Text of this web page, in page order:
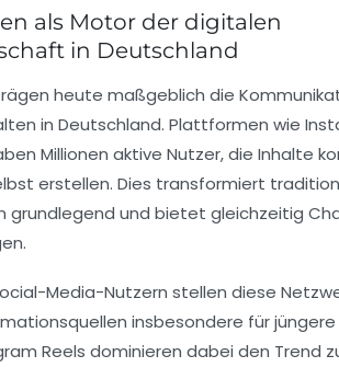
als Motor der digitalen
in Deutschland
heute maßgeblich die
in Deutschland. Plattformen wie
Millionen aktive Nutzer, die Inhalte
erstellen. Dies transformiert
grundlegend und bietet gleichzeitig
Media-Nutzern stellen diese
insbesondere für jüngere
Reels dominieren dabei den Trend